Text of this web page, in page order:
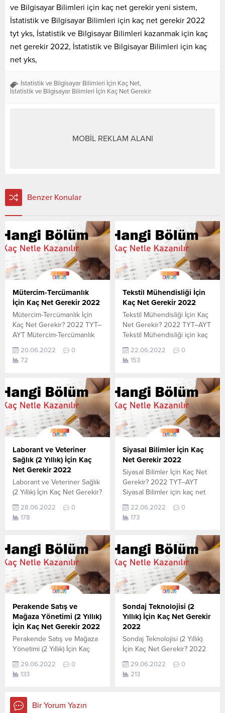
ve Bilgisayar Bilimleri için kaç net gerekir yeni sistem,
İstatistik ve Bilgisayar Bilimleri için kaç net gerekir 2022
tyt yks, İstatistik ve Bilgisayar Bilimleri kazanmak için kaç
net gerekir 2022, İstatistik ve Bilgisayar Bilimleri için kaç
net yks,
İstatistik ve Bilgisayar Bilimleri İçin Kaç Net,
İstatistik ve Bilgisayar Bilimleri İçin Kaç Net Gerekir
MOBİL REKLAM ALANI
Benzer Konular
Mütercim-Tercümanlık
İçin Kaç Net Gerekir 2022
Mütercim-Tercümanlık İçin
Kaç Net Gerekir? 2022 TYT–
AYT Mütercim-Tercümanlık
sorusunun cevabını
aşağıdan öğrenebilirsiniz. Bu
sınavında en son yerleşen
öğrencilerin yapmış olduğu
netlerdir. YÖKATLAS YKS-
TYT Net Sihirbazı, YKS-TYT
Net Sihirbazı. Sayfamızdaki
verilerin tamamı
YÖK tarafından yayınlanmış
olan en son güncel netlerdir.
YÖKATLAS-YÖK Net Sihirbaz
20.06.2022
0
72
Tekstil Mühendisliği İçin
Kaç Net Gerekir 2022
Tekstil Mühendisliği İçin Kaç
Net Gerekir? 2022 TYT–AYT
Tekstil Mühendisliği için kaç
sorusunun cevabını
aşağıdan öğrenebilirsiniz. Bu
sınavında en son yerleşen
öğrencilerin yapmış olduğu
netlerdir. YÖKATLAS YKS-
TYT Net Sihirbazı, YKS-TYT
Net Sihirbazı. Sayfamızdaki
verilerin tamamı
YÖK tarafından yayınlanmış
olan en son güncel netlerdir.
Sihirbaz...
22.06.2022
0
153
Laborant ve Veteriner
Sağlık (2 Yıllık) İçin Kaç
Net Gerekir 2022
Laborant ve Veteriner Sağlık
(2 Yıllık) İçin Kaç Net Gerekir?
Veteriner Sağlık (2 Yıllık) için
kaç net yapmam gerekir
aşağıdan öğrenebilirsiniz. Bu
veriler 2021 TYT-AYT
sınavında en son yerleşen
öğrencilerin yapmış olduğu
netlerdir. YÖKATLAS YKS-
TYT Net Sihirbazı, YKS-TYT
Net Sihirbazı. Sayfamızdaki
verilerin tamamı
YÖK tarafından...
28.06.2022
0
178
Siyasal Bilimler İçin Kaç
Net Gerekir 2022
Siyasal Bilimler İçin Kaç Net
Gerekir? 2022 TYT–AYT
Siyasal Bilimler için kaç net
cevabını aşağıdan
öğrenebilirsiniz. Bu veriler
son yerleşen öğrencilerin
yapmış olduğu netlerdir.
YÖKATLAS YKS-TYT Net
Sihirbazı, YKS-TYT Net
Sihirbazı. Sayfamızdaki
verilerin tamamı
YÖK tarafından yayınlanmış
olan en son güncel netlerdir.
YÖKATLAS-YÖK Net
22.06.2022
0
173
Perakende Satış ve
Mağaza Yönetimi (2 Yıllık)
İçin Kaç Net Gerekir 2022
Perakende Satış ve Mağaza
Yönetimi (2 Yıllık) İçin Kaç
Perakende Satış ve Mağaza
Yönetimi (2 Yıllık) için kaç net
cevabını aşağıdan
öğrenebilirsiniz. Bu veriler
29.06.2022
0
133
Sondaj Teknolojisi (2
Yıllık) İçin Kaç Net Gerekir
2022
Sondaj Teknolojisi (2 Yıllık)
İçin Kaç Net Gerekir? 2022
(2 Yıllık) için kaç net yapmam
gerekir sorusunun cevabını
29.06.2022
0
213
Bir Yorum Yazın